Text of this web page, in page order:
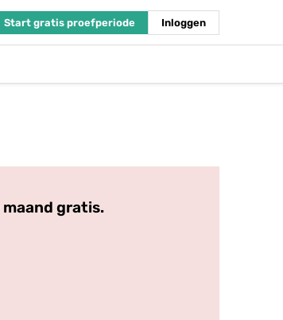
Start gratis proefperiode Inloggen
gratis.